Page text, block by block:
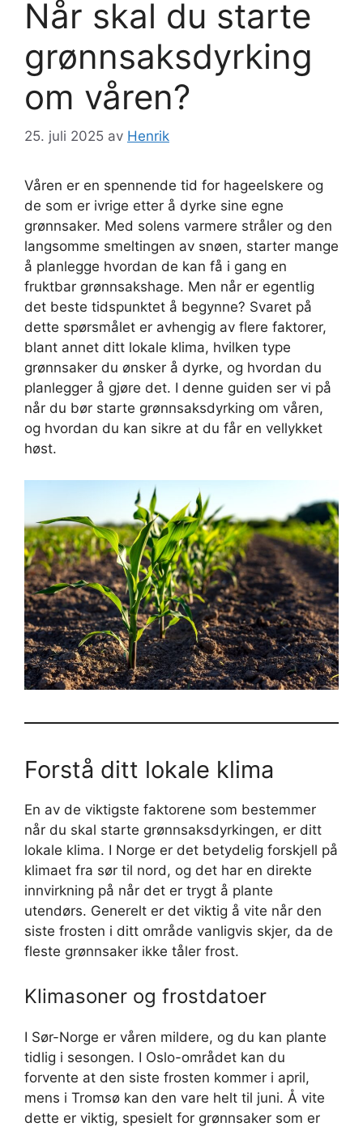
Når skal du starte
grønnsaksdyrking
om våren?
25. juli 2025 av Henrik
Våren er en spennende tid for hageelskere og
de som er ivrige etter å dyrke sine egne
grønnsaker. Med solens varmere stråler og den
langsomme smeltingen av snøen, starter mange
å planlegge hvordan de kan få i gang en
fruktbar grønnsakshage. Men når er egentlig
det beste tidspunktet å begynne? Svaret på
dette spørsmålet er avhengig av flere faktorer,
blant annet ditt lokale klima, hvilken type
grønnsaker du ønsker å dyrke, og hvordan du
planlegger å gjøre det. I denne guiden ser vi på
når du bør starte grønnsaksdyrking om våren,
og hvordan du kan sikre at du får en vellykket
høst.
Forstå ditt lokale klima
En av de viktigste faktorene som bestemmer
når du skal starte grønnsaksdyrkingen, er ditt
lokale klima. I Norge er det betydelig forskjell på
klimaet fra sør til nord, og det har en direkte
innvirkning på når det er trygt å plante
utendørs. Generelt er det viktig å vite når den
siste frosten i ditt område vanligvis skjer, da de
fleste grønnsaker ikke tåler frost.
Klimasoner og frostdatoer
I Sør-Norge er våren mildere, og du kan plante
tidlig i sesongen. I Oslo-området kan du
forvente at den siste frosten kommer i april,
mens i Tromsø kan den vare helt til juni. Å vite
dette er viktig, spesielt for grønnsaker som er